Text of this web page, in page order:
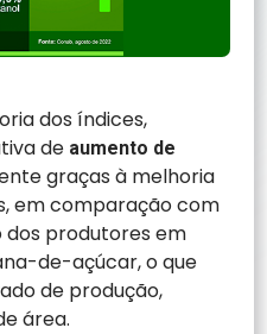
dos índices,
de aumento de
graças à melhoria
em comparação com
dos produtores em
de-açúcar, o que
de produção,
área.